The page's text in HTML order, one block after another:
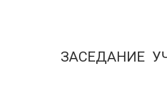
ЗАСЕДАНИЕ